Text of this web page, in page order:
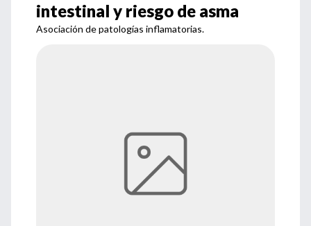
intestinal y riesgo de asma
Asociación de patologías inflamatorias.